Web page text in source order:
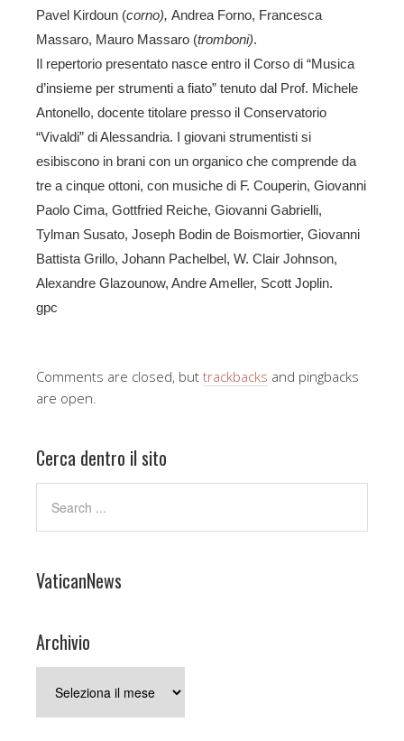
Pavel Kirdoun (corno), Andrea Forno, Francesca
Massaro, Mauro Massaro (tromboni).
Il repertorio presentato nasce entro il Corso di “Musica
d’insieme per strumenti a fiato” tenuto dal Prof. Michele
Antonello, docente titolare presso il Conservatorio
“Vivaldi” di Alessandria. I giovani strumentisti si
esibiscono in brani con un organico che comprende da
tre a cinque ottoni, con musiche di F. Couperin, Giovanni
Paolo Cima, Gottfried Reiche, Giovanni Gabrielli,
Tylman Susato, Joseph Bodin de Boismortier, Giovanni
Battista Grillo, Johann Pachelbel, W. Clair Johnson,
Alexandre Glazounow, Andre Ameller, Scott Joplin.
gpc
Comments are closed, but trackbacks and pingbacks
are open.
Cerca dentro il sito
VaticanNews
Archivio